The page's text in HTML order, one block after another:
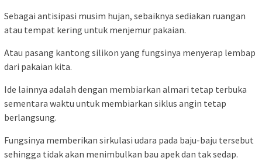
Sebagai antisipasi musim hujan, sebaiknya sediakan ruangan
atau tempat kering untuk menjemur pakaian.
Atau pasang kantong silikon yang fungsinya menyerap lembap
dari pakaian kita.
Ide lainnya adalah dengan membiarkan almari tetap terbuka
sementara waktu untuk membiarkan siklus angin tetap
berlangsung.
Fungsinya memberikan sirkulasi udara pada baju-baju tersebut
sehingga tidak akan menimbulkan bau apek dan tak sedap.